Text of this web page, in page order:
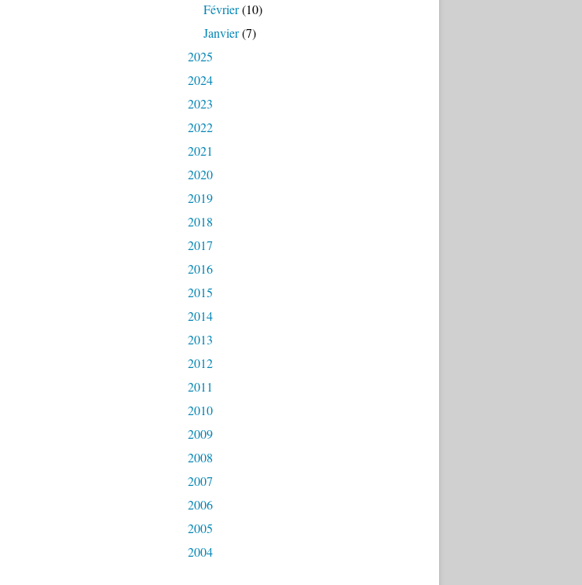
Février(10)
Janvier(7)
2025
2024
2023
2022
2021
2020
2019
2018
2017
2016
2015
2014
2013
2012
2011
2010
2009
2008
2007
2006
2005
2004